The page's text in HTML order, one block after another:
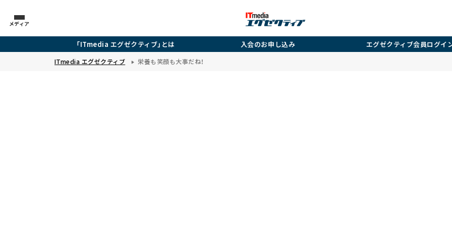
メディア
「ITmedia エグゼクティブ」とは 入会のお申し込み エグゼクティブ会員ログイ
ITmedia エグゼクティブ 栄養も笑顔も大事だね！